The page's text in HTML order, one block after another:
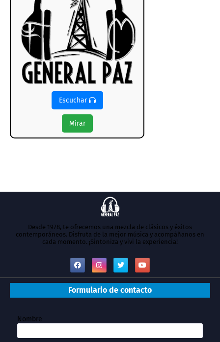
Escuchar
Mirar
Desde 1978, te ofrecemos una mezcla de clásicos y éxitos
contemporáneos. Disfruta de la mejor música y acompáñanos en
cada momento. ¡Sintoniza y vivi la experiencia!
Formulario de contacto
Nombre